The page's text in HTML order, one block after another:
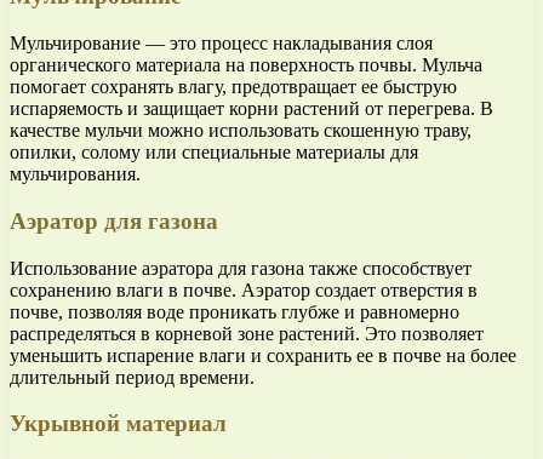
Мульчирование — это процесс накладывания слоя
органического материала на поверхность почвы. Мульча
помогает сохранять влагу, предотвращает ее быструю
испаряемость и защищает корни растений от перегрева. В
качестве мульчи можно использовать скошенную траву,
опилки, солому или специальные материалы для
мульчирования.
Аэратор для газона
Использование аэратора для газона также способствует
сохранению влаги в почве. Аэратор создает отверстия в
почве, позволяя воде проникать глубже и равномерно
распределяться в корневой зоне растений. Это позволяет
уменьшить испарение влаги и сохранить ее в почве на более
длительный период времени.
Укрывной материал